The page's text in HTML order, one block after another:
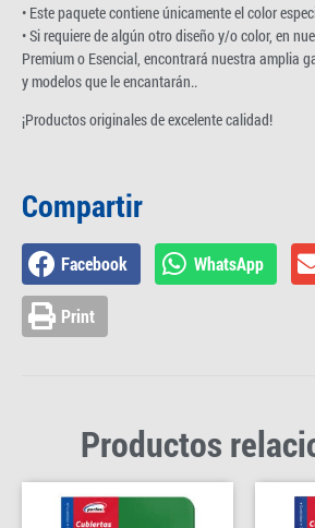
• Este paquete contiene únicamente el color
• Si requiere de algún otro diseño y/o color, en
Premium o Esencial, encontrará nuestra amplia
y modelos que le encantarán..
¡Productos originales de excelente calidad!
Compartir
Facebook WhatsApp
Print
Productos